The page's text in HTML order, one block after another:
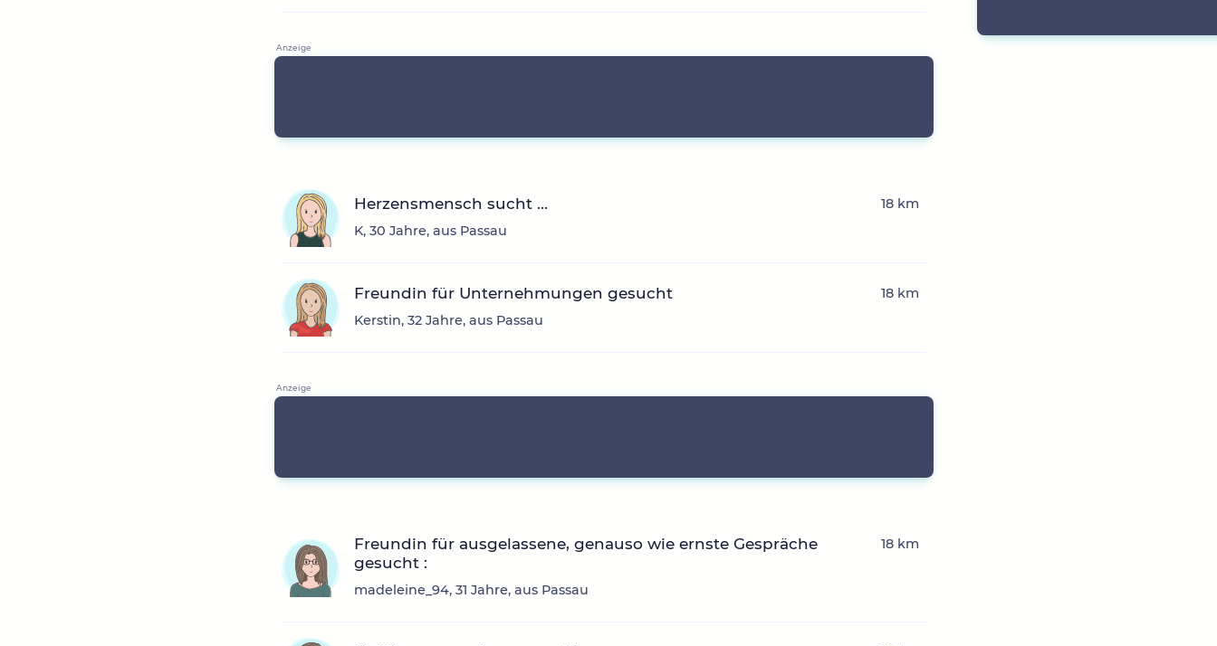
Herzensmensch sucht ...
K, 30 Jahre, aus Passau
18 km
Freundin für Unternehmungen gesucht
Kerstin, 32 Jahre, aus Passau
18 km
Freundin für ausgelassene, genauso wie ernste Gespräche
gesucht :
madeleine_94, 31 Jahre, aus Passau
18 km